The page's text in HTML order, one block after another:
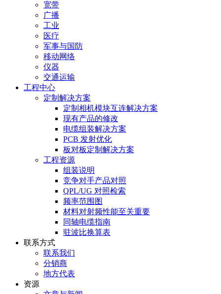
宽带
广播
工业
医疗
军事与国防
移动网络
仪器
交通运输
工程中心
定制解决方案
定制相机模块互连解决方案
现有产品的修改
电缆组装解决方案
PCB 发射优化
板对板定制解决方案
工程资源
组装说明
竞争对手产品对照
QPL/UG 对照检索
频率范围图
材料对射频性能至关重要
同轴电缆指南
驻波比换算表
联系方式
联系我们
分销商
地方代表
资源